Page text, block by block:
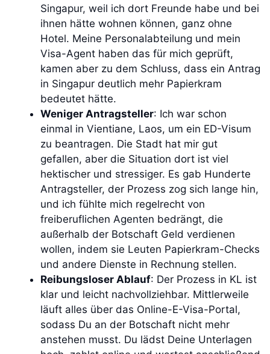
Singapur, weil ich dort Freunde habe und bei
ihnen hätte wohnen können, ganz ohne
Hotel. Meine Personalabteilung und mein
Visa-Agent haben das für mich geprüft,
kamen aber zu dem Schluss, dass ein Antrag
in Singapur deutlich mehr Papierkram
bedeutet hätte.
Weniger Antragsteller: Ich war schon
einmal in Vientiane, Laos, um ein ED-Visum
zu beantragen. Die Stadt hat mir gut
gefallen, aber die Situation dort ist viel
hektischer und stressiger. Es gab Hunderte
Antragsteller, der Prozess zog sich lange hin,
und ich fühlte mich regelrecht von
freiberuflichen Agenten bedrängt, die
außerhalb der Botschaft Geld verdienen
wollen, indem sie Leuten Papierkram-Checks
und andere Dienste in Rechnung stellen.
Reibungsloser Ablauf: Der Prozess in KL ist
klar und leicht nachvollziehbar. Mittlerweile
läuft alles über das Online-E-Visa-Portal,
sodass Du an der Botschaft nicht mehr
anstehen musst. Du lädst Deine Unterlagen